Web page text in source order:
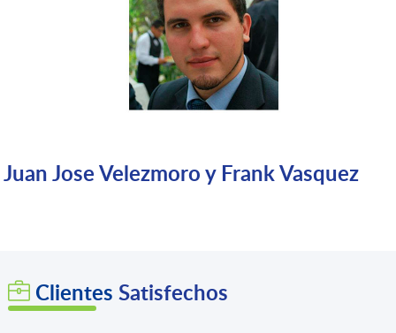
Juan Jose Velezmoro y Frank Vasquez
Clientes Satisfechos